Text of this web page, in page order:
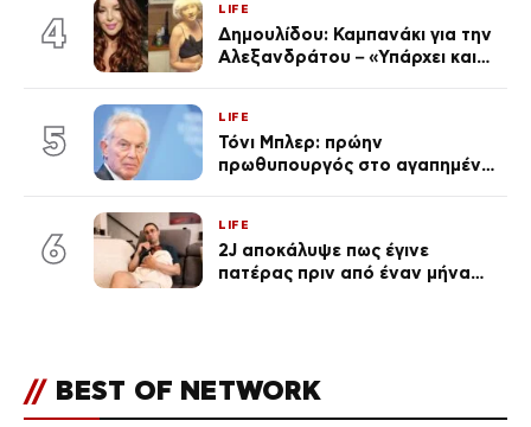
(φωτογραφίες)
4
LIFE
Δημουλίδου: Καμπανάκι για την
Αλεξανδράτου – «Υπάρχει και
5
LIFE
Τόνι Μπλερ: πρώην
πρωθυπουργός στο αγαπημένο
6
LIFE
2J αποκάλυψε πως έγινε
πατέρας πριν από έναν μήνα
// BEST OF NETWORK